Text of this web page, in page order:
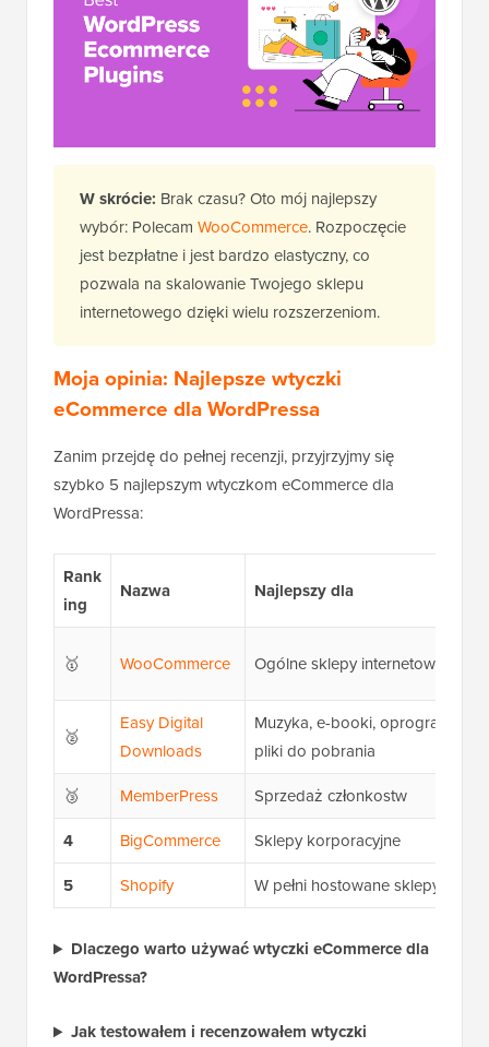
W skrócie: Brak czasu? Oto mój najlepszy
wybór: Polecam WooCommerce. Rozpoczęcie
jest bezpłatne i jest bardzo elastyczny, co
pozwala na skalowanie Twojego sklepu
internetowego dzięki wielu rozszerzeniom.
Moja opinia: Najlepsze wtyczki
eCommerce dla WordPressa
Zanim przejdę do pełnej recenzji, przyjrzyjmy się
szybko 5 najlepszym wtyczkom eCommerce dla
WordPressa:
Rank
ing
Nazwa Najlepszy dla
🥇 WooCommerce Ogólne sklepy internetowe
🥈
Easy Digital
Downloads
Muzyka, e-booki,
pliki do pobrania
🥉
MemberPress
Sprzedaż członkostw
4
BigCommerce
Sklepy korporacyjne
5
Shopify W pełni hostowane sklepy
Dlaczego warto używać wtyczki eCommerce dla
WordPressa?
Jak testowałem i recenzowałem wtyczki